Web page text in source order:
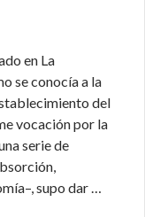
en La
se conocía a la
del
vocación por la
serie de
supo dar …
candente –